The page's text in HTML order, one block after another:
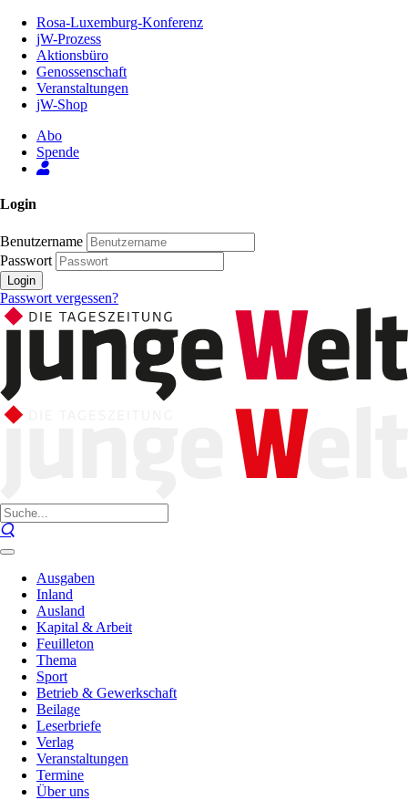
Inhalt
Seite
Rosa-Luxemburg-Konferenz
jW-Prozess
Aktionsbüro
Genossenschaft
Veranstaltungen
jW-Shop
Abo
Spende
Login
Benutzername
Passwort
Login
Passwort vergessen?
Ausgaben
Inland
Ausland
Kapital & Arbeit
Feuilleton
Thema
Sport
Betrieb & Gewerkschaft
Beilage
Leserbriefe
Verlag
Veranstaltungen
Termine
Über uns